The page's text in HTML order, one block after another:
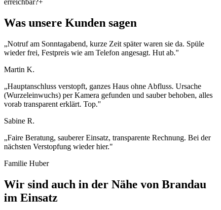
erreichbar?+
Was unsere Kunden sagen
„Notruf am Sonntagabend, kurze Zeit später waren sie da. Spüle
wieder frei, Festpreis wie am Telefon angesagt. Hut ab."
Martin K.
„Hauptanschluss verstopft, ganzes Haus ohne Abfluss. Ursache
(Wurzeleinwuchs) per Kamera gefunden und sauber behoben, alles
vorab transparent erklärt. Top."
Sabine R.
„Faire Beratung, sauberer Einsatz, transparente Rechnung. Bei der
nächsten Verstopfung wieder hier."
Familie Huber
Wir sind auch in der Nähe von Brandau
im Einsatz